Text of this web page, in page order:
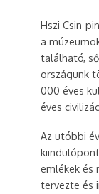
Hszi Csin-
a
található,
országunk
000 éves
éves
Az utóbbi
emlékek és
tervezte és